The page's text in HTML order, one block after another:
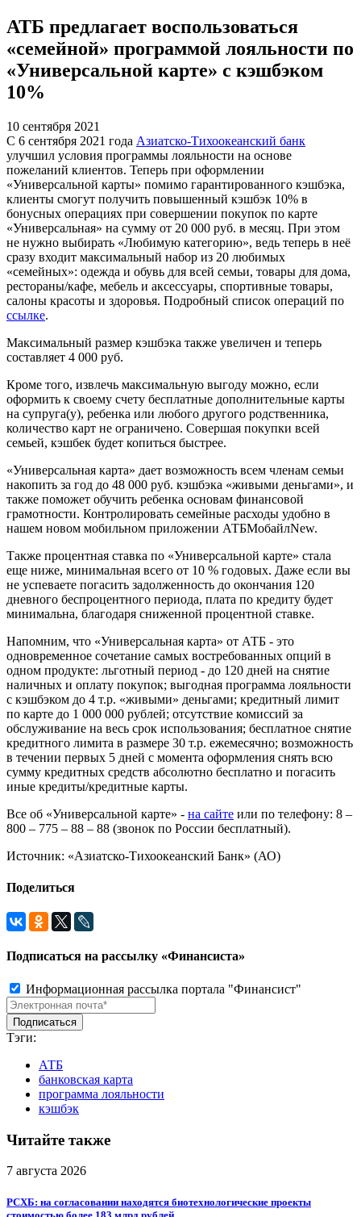
АТБ предлагает воспользоваться
«семейной» программой лояльности по
«Универсальной карте» с кэшбэком
10%
10 сентября 2021
С 6 сентября 2021 года Азиатско-Тихоокеанский банк
улучшил условия программы лояльности на основе
пожеланий клиентов. Теперь при оформлении
«Универсальной карты» помимо гарантированного кэшбэка,
клиенты смогут получить повышенный кэшбэк 10% в
бонусных операциях при совершении покупок по карте
«Универсальная» на сумму от 20 000 руб. в месяц. При этом
не нужно выбирать «Любимую категорию», ведь теперь в неё
сразу входит максимальный набор из 20 любимых
«семейных»: одежда и обувь для всей семьи, товары для дома,
рестораны/кафе, мебель и аксессуары, спортивные товары,
салоны красоты и здоровья. Подробный список операций по
ссылке.
Максимальный размер кэшбэка также увеличен и теперь
составляет 4 000 руб.
Кроме того, извлечь максимальную выгоду можно, если
оформить к своему счету бесплатные дополнительные карты
на супруга(у), ребенка или любого другого родственника,
количество карт не ограничено. Совершая покупки всей
семьей, кэшбек будет копиться быстрее.
«Универсальная карта» дает возможность всем членам семьи
накопить за год до 48 000 руб. кэшбэка «живыми деньгами», и
также поможет обучить ребенка основам финансовой
грамотности. Контролировать семейные расходы удобно в
нашем новом мобильном приложении АТБМобайлNew.
Также процентная ставка по «Универсальной карте» стала
еще ниже, минимальная всего от 10 % годовых. Даже если вы
не успеваете погасить задолженность до окончания 120
дневного беспроцентного периода, плата по кредиту будет
минимальна, благодаря сниженной процентной ставке.
Напомним, что «Универсальная карта» от АТБ - это
одновременное сочетание самых востребованных опций в
одном продукте: льготный период - до 120 дней на снятие
наличных и оплату покупок; выгодная программа лояльности
с кэшбэком до 4 т.р. «живыми» деньгами; кредитный лимит
по карте до 1 000 000 рублей; отсутствие комиссий за
обслуживание на весь срок использования; бесплатное снятие
кредитного лимита в размере 30 т.р. ежемесячно; возможность
в течении первых 5 дней с момента оформления снять всю
сумму кредитных средств абсолютно бесплатно и погасить
иные кредиты/кредитные карты.
Все об «Универсальной карте» - на сайте или по телефону: 8 –
800 – 775 – 88 – 88 (звонок по России бесплатный).
Источник: «Азиатско-Тихоокеанский Банк» (АО)
Поделиться
Подписаться на рассылку «Финансиста»
Информационная рассылка портала "Финансист"
Тэги:
АТБ
банковская карта
программа лояльности
кэшбэк
Читайте также
7 августа 2026
РСХБ: на согласовании находятся биотехнологические проекты